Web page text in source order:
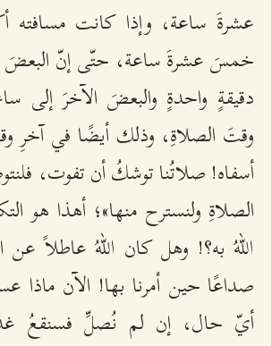
عشرةَ ساعة، وإذا كانت مسافته
خمسَ عشرةَ ساعة، حتّى إنّ البعضَ
دقيقةٍ واحدةٍ والبعضَ الآخرَ إلى
وقتَ الصلاةِ، وذلك أيضًا في آخرِ
أسفاه! صلاتُنا توشكُ أن تفوت،
الصلاةِ ولنسترح منها»؛ أهذا هو
اللهُ به؟! وهل كان اللهُ عاطلاً
صداعًا حين أمرنا بها! الآن ماذا
أيّ حال، إن لم نُصلِّ فسنقعُ